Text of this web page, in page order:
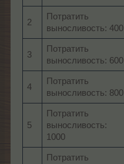
2
Потратить
выносливость: 400
3
Потратить
выносливость: 600
4
Потратить
выносливость: 800
5
Потратить
выносливость:
1000
Потратить